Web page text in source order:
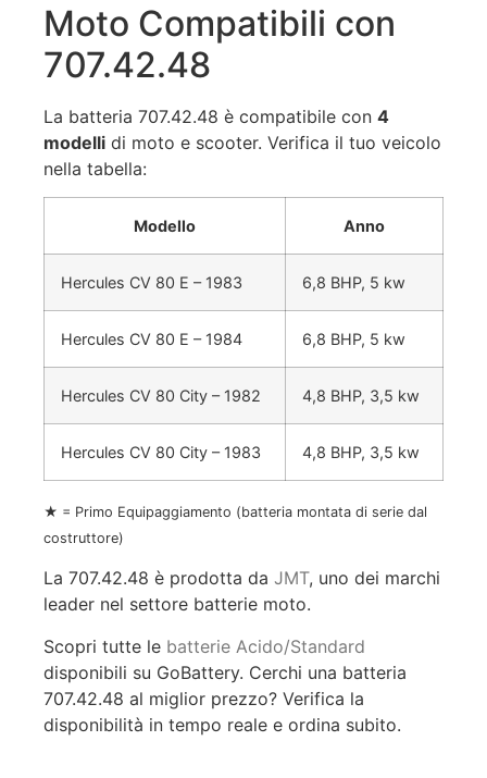
Moto Compatibili con
707.42.48
La batteria 707.42.48 è compatibile con 4
modelli di moto e scooter. Verifica il tuo veicolo
nella tabella:
Modello Anno
Hercules CV 80 E – 1983 6,8 BHP, 5 kw
Hercules CV 80 E – 1984 6,8 BHP, 5 kw
Hercules CV 80 City – 1982 4,8 BHP, 3,5 kw
Hercules CV 80 City – 1983 4,8 BHP, 3,5 kw
★ = Primo Equipaggiamento (batteria montata di serie dal
costruttore)
La 707.42.48 è prodotta da JMT, uno dei marchi
leader nel settore batterie moto.
Scopri tutte le batterie Acido/Standard
disponibili su GoBattery. Cerchi una batteria
707.42.48 al miglior prezzo? Verifica la
disponibilità in tempo reale e ordina subito.